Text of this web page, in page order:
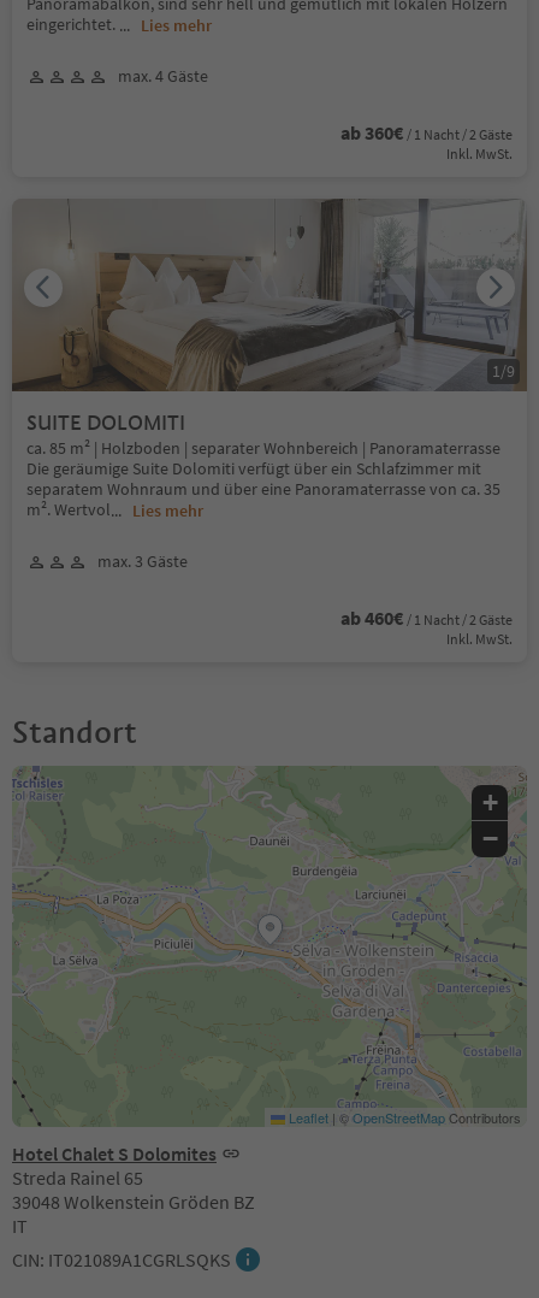
eingerichtet. ... Lies mehr
max. 4 Gäste
ab 360€ / 1 Nacht / 2 Gäste
Inkl. MwSt.
SUITE DOLOMITI
ca. 85 m² | Holzboden | separater Wohnbereich | Panoramaterrasse
Die geräumige Suite Dolomiti verfügt über ein Schlafzimmer mit
separatem Wohnraum und über eine Panoramaterrasse von ca. 35
m². Wertvol... Lies mehr
max. 3 Gäste
ab 460€ / 1 Nacht / 2 Gäste
Inkl. MwSt.
1/9
Standort
Hotel Chalet S Dolomites
Streda Rainel 65
39048 Wolkenstein Gröden BZ
IT
CIN: IT021089A1CGRLSQKS
+
−
Leaflet | ©OpenStreetMapContributors